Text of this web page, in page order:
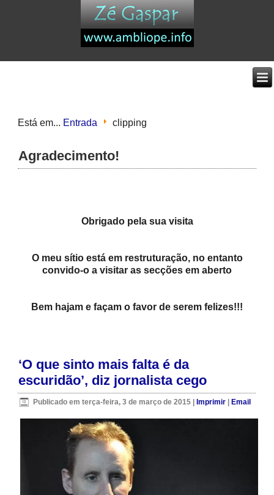
Está em... Entrada clipping
Agradecimento!
Obrigado pela sua visita
O meu sítio está em restruturação, no entanto
convido-o a visitar as secções em aberto
Bem hajam e façam o favor de serem felizes!!!
‘O que sinto mais falta é da
escuridão’, diz jornalista cego
Publicado em terça-feira, 3 de março de 2015 |Imprimir |Email